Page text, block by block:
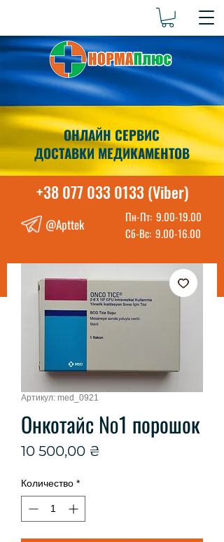
ОНЛАЙН СЕРВИС
ДОСТАВКИ МЕДИКАМЕНТОВ
+38 077 033 0133 (Viber)
@Apttek Пн-Пт: 9.00-19.00
Сб-Вс: 9.00-16.00
Артикул: med_0921
Онкотайс №1 порошок
10 500,00 ₴
Количество *